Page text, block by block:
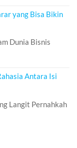
yang Bisa Bikin
Dunia Bisnis
Antara Isi
Langit Pernahkah